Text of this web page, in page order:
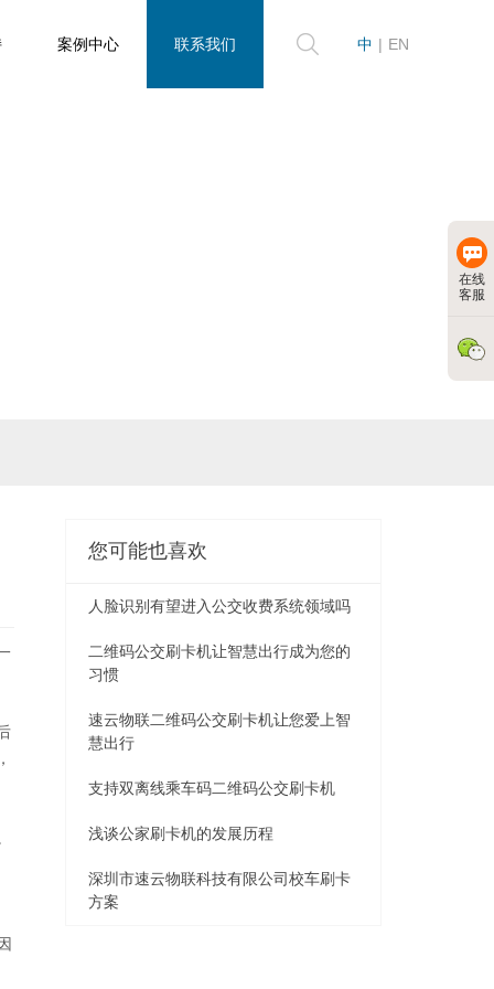
中 | EN
案例中心 联系我们
您可能也喜欢
人脸识别有望进入公交收费系统领域吗
二维码公交刷卡机让智慧出行成为您的
习惯
速云物联二维码公交刷卡机让您爱上智
慧出行
支持双离线乘车码二维码公交刷卡机
浅谈公家刷卡机的发展历程
深圳市速云物联科技有限公司校车刷卡
方案
在线
客服